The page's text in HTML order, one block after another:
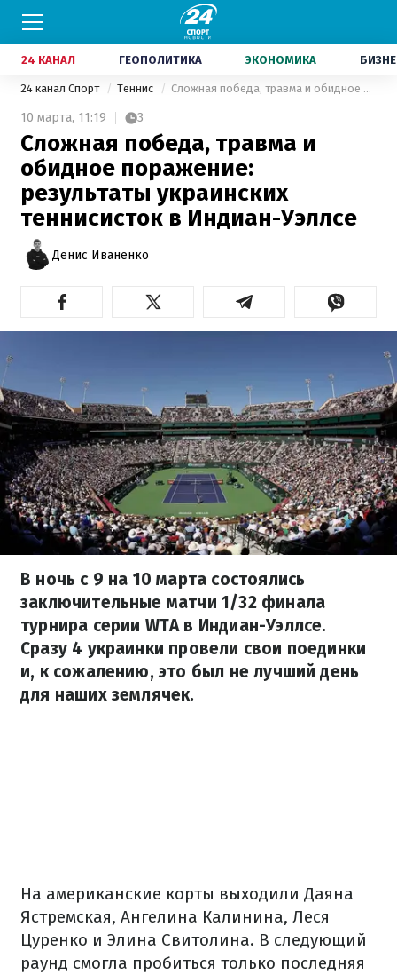
24 КАНАЛ ГЕОПОЛИТИКА ЭКОНОМИКА
24 канал Спорт Теннис Сложная победа, травма и обидное поражение: результаты украинских теннисисток в Индиан-Уэллсе
10 марта, 11:19 3
Сложная победа, травма и
обидное поражение:
результаты украинских
теннисисток в Индиан-Уэллсе
Денис Иваненко
В ночь с 9 на 10 марта состоялись
заключительные матчи 1/32 финала
турнира серии WTA в Индиан-Уэллсе.
Сразу 4 украинки провели свои поединки
и, к сожалению, это был не лучший день
для наших землячек.
На американские корты выходили Даяна
Ястремская, Ангелина Калинина, Леся
Цуренко и Элина Свитолина. В следующий
раунд смогла пробиться только последняя